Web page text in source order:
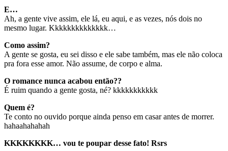
E…
Ah, a gente vive assim, ele lá, eu aqui, e as vezes, nós dois no
mesmo lugar. Kkkkkkkkkkkkkk…
Como assim?
A gente se gosta, eu sei disso e ele sabe também, mas ele não coloca
pra fora esse amor. Não assume, de corpo e alma.
O romance nunca acabou então??
É ruim quando a gente gosta, né? kkkkkkkkkkk
Quem é?
Te conto no ouvido porque ainda penso em casar antes de morrer.
hahaahahahah
KKKKKKKK… vou te poupar desse fato! Rsrs